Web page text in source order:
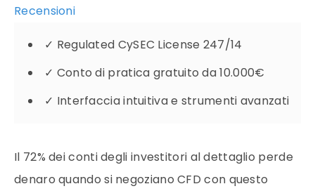
Recensioni
✓ Regulated CySEC License 247/14
✓ Conto di pratica gratuito da 10.000€
✓ Interfaccia intuitiva e strumenti avanzati
Il 72% dei conti degli investitori al dettaglio perde
denaro quando si negoziano CFD con questo